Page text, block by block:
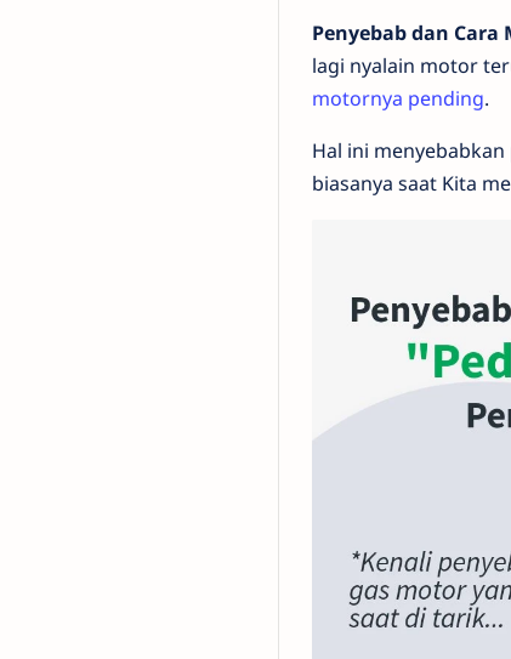
Penyebab dan
lagi nyalain motor
motornya pending.
Hal ini
biasanya saat Kita